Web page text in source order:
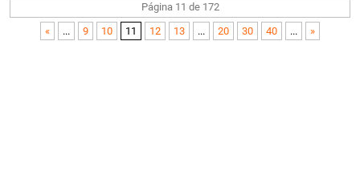
Página 11 de 172
«
... 9 10 11 12 13 ... 20 30 40 ... »